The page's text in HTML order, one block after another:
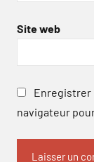
Site web
Enregistrer
navigateur